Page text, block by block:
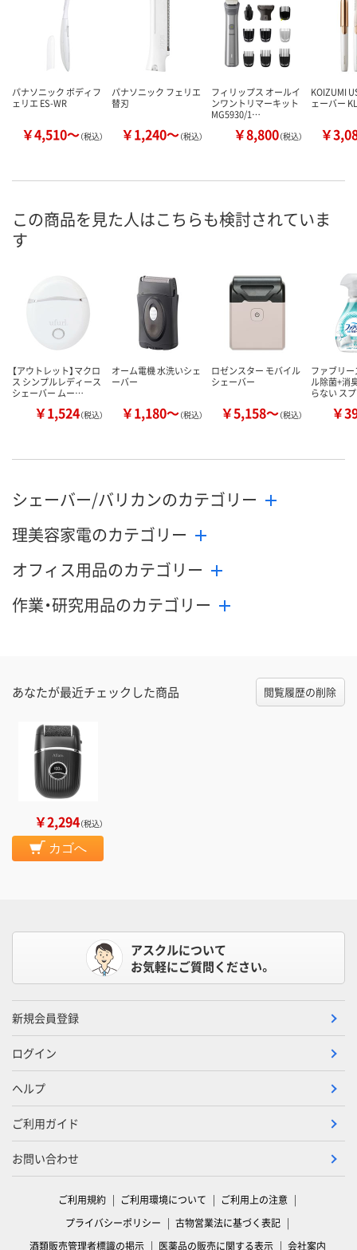
パナソニック ボディフ
ェリエ ES-WR
￥4,510～（税込）
パナソニック フェリエ
替刃
￥1,240～（税込）
フィリップス オールイ
ンワントリマーキット
MG5930/1…
￥8,800（税込）
KOIZUMI
ェーバー
￥
この商品を見た人はこちらも検討されていま
す
【アウトレット】マクロ
ス シンプルレディース
シェーバー ムー…
￥1,524（税込）
オーム電機 水洗いシェ
ーバー
￥1,180～（税込）
ロゼンスター モバイル
シェーバー
￥5,158～（税込）
ファブリ
ル除菌+消
らない ス
￥
シェーバー/バリカンのカテゴリー
理美容家電のカテゴリー
オフィス用品のカテゴリー
作業・研究用品のカテゴリー
あなたが最近チェックした商品 閲覧履歴の削除
￥2,294（税込）
カゴへ
アスクルについて
お気軽にご質問ください。
新規会員登録
ログイン
ヘルプ
ご利用ガイド
お問い合わせ
ご利用規約 ご利用環境について
ご利用上の注意
プライバシーポリシー
古物営業法に基づく表記
酒類販売管理者標識の掲示
医薬品の販売に関する表示 会社案内